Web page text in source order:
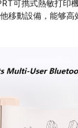
可擕式熱敏打印
移動設備，能够高